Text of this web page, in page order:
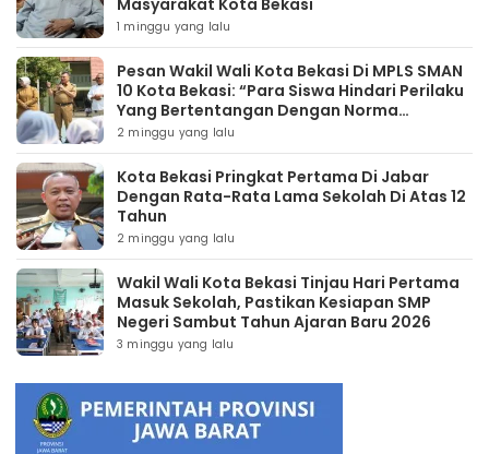
1 minggu yang lalu
Pesan Wakil Wali Kota Bekasi Di MPLS SMAN
10 Kota Bekasi: “Para Siswa Hindari Perilaku
Yang Bertentangan Dengan Norma
Masyarakat Maupun Agama”
2 minggu yang lalu
Kota Bekasi Pringkat Pertama Di Jabar
Dengan Rata-Rata Lama Sekolah Di Atas 12
Tahun
2 minggu yang lalu
Wakil Wali Kota Bekasi Tinjau Hari Pertama
Masuk Sekolah, Pastikan Kesiapan SMP
Negeri Sambut Tahun Ajaran Baru 2026
3 minggu yang lalu